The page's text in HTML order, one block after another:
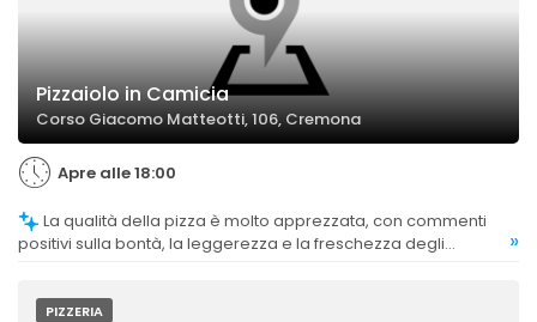
Pizzaiolo in Camicia
Corso Giacomo Matteotti, 106, Cremona
Apre alle 18:00
positivi sulla bontà, la leggerezza e la freschezza degli
»
PIZZERIA